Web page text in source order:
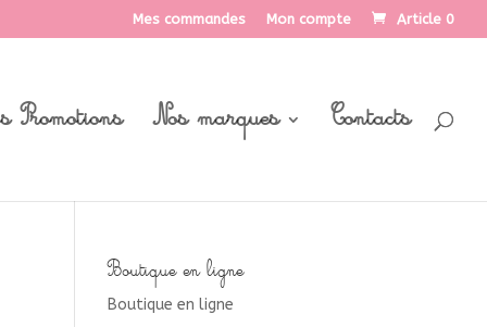
Mes commandes Mon compte Article 0
Promotions Nos marques Contacts
Boutique en ligne
Boutique en ligne